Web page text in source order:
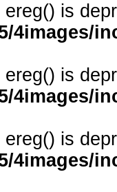
ereg() is
4images/
ereg() is
4images/
ereg() is
4images/